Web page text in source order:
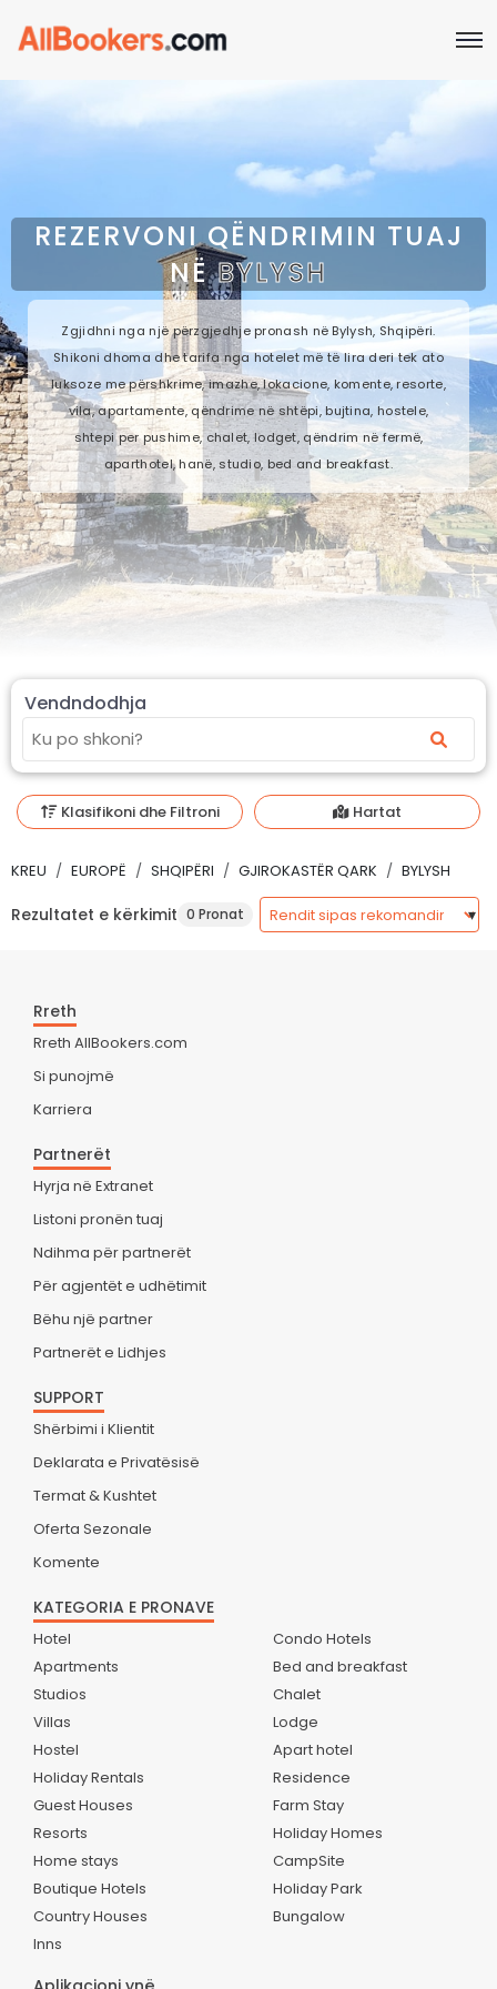
REZERVONI QËNDRIMIN TUAJ
NËBYLYSH
Zgjidhni nga një përzgjedhje pronash në Bylysh, Shqipëri.
Shikoni dhoma dhe tarifa nga hotelet më të lira deri tek ato
luksoze me përshkrime, imazhe, lokacione, komente, resorte,
vila, apartamente, qëndrime në shtëpi, bujtina, hostele,
shtepi per pushime, chalet, lodget, qëndrim në fermë,
aparthotel, hanë, studio, bed and breakfast.
Vendndodhja
Klasifikoni dhe Filtroni Hartat
KREU EUROPË SHQIPËRI GJIROKASTËR QARK BYLYSH
Rezultatet e kërkimit 0 Pronat
Rreth
Rreth AllBookers.com
Si punojmë
Karriera
Partnerët
Hyrja në Extranet
Listoni pronën tuaj
Ndihma për partnerët
Për agjentët e udhëtimit
Bëhu një partner
Partnerët e Lidhjes
SUPPORT
Shërbimi i Klientit
Deklarata e Privatësisë
Termat & Kushtet
Oferta Sezonale
Komente
KATEGORIA E PRONAVE
Hotel
Apartments
Studios
Villas
Hostel
Holiday Rentals
Guest Houses
Resorts
Home stays
Boutique Hotels
Country Houses
Inns
Condo Hotels
Bed and breakfast
Chalet
Lodge
Apart hotel
Residence
Farm Stay
Holiday Homes
CampSite
Holiday Park
Bungalow